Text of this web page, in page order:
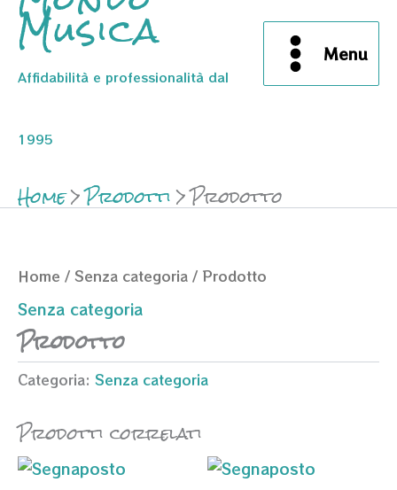
Musica
Affidabilità e professionalità dal
1995
Menu
Home Prodotti Prodotto
Home / Senza categoria / Prodotto
Senza categoria
Prodotto
Categoria: Senza categoria
Prodotti correlati